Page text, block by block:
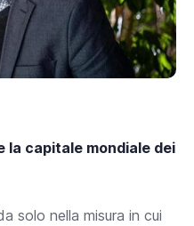
la capitale mondiale dei
solo nella misura in cui